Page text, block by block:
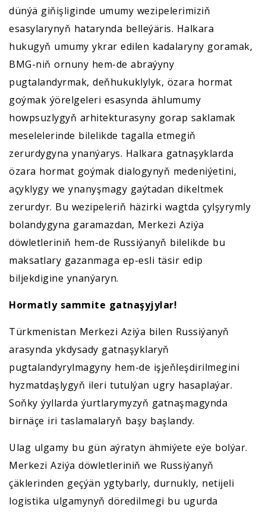
dünýä giňişliginde umumy wezipelerimiziň
esasylarynyň hatarynda belleýäris. Halkara
hukugyň umumy ykrar edilen kadalaryny goramak,
BMG-niň ornuny hem-de abraýyny
pugtalandyrmak, deňhukuklylyk, özara hormat
goýmak ýörelgeleri esasynda ählumumy
howpsuzlygyň arhitekturasyny gorap saklamak
meselelerinde bilelikde tagalla etmegiň
zerurdygyna ynanýarys. Halkara gatnaşyklarda
özara hormat goýmak dialogynyň medeniýetini,
açyklygy we ynanyşmagy gaýtadan dikeltmek
zerurdyr. Bu wezipeleriň häzirki wagtda çylşyrymly
bolandygyna garamazdan, Merkezi Aziýa
döwletleriniň hem-de Russiýanyň bilelikde bu
maksatlary gazanmaga ep-esli täsir edip
biljekdigine ynanýaryn.
Hormatly sammite gatnaşyjylar!
Türkmenistan Merkezi Aziýa bilen Russiýanyň
arasynda ykdysady gatnaşyklaryň
pugtalandyrylmagyny hem-de işjeňleşdirilmegini
hyzmatdaşlygyň ileri tutulýan ugry hasaplaýar.
Soňky ýyllarda ýurtlarymyzyň gatnaşmagynda
birnäçe iri taslamalaryň başy başlandy.
Ulag ulgamy bu gün aýratyn ähmiýete eýe bolýar.
Merkezi Aziýa döwletleriniň we Russiýanyň
çäklerinden geçýän ygtybarly, durnukly, netijeli
logistika ulgamynyň döredilmegi bu ugurda